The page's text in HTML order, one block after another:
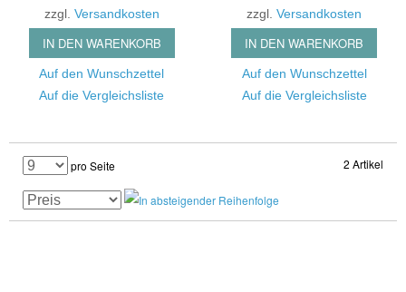
zzgl. Versandkosten
IN DEN WARENKORB
Auf den Wunschzettel
Auf die Vergleichsliste
zzgl.Versandkosten
IN DEN WARENKORB
Auf den Wunschzettel
Auf die Vergleichsliste
2 Artikel
pro Seite